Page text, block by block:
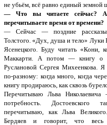
не убьём, всё равно единый земной
— Что вы читаете сейчас?
перечитываете время от времени?
— Сейчас — поздние
Толстого. «Дух, душа и тело» Луки
Ясенецкого. Буду читать «Кони,
Маккарти. А потом — книгу о
Руслановой Сергея Михеенкова.
по-разному: когда много, когда
книгу продираюсь, как сквозь
Перечитываю Льва
потребность. Достоевского
перечитываю, как Льва
Бердяев и говорит, что весь